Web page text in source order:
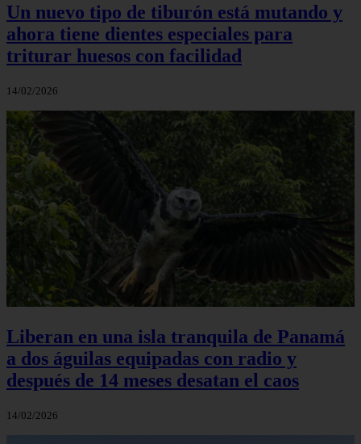
Un nuevo tipo de tiburón está mutando y
ahora tiene dientes especiales para
triturar huesos con facilidad
14/02/2026
Liberan en una isla tranquila de Panamá
a dos águilas equipadas con radio y
después de 14 meses desatan el caos
14/02/2026